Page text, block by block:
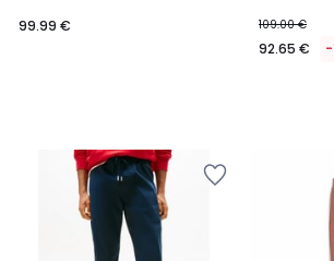
99.99 €
109.00 €
92.65 € -